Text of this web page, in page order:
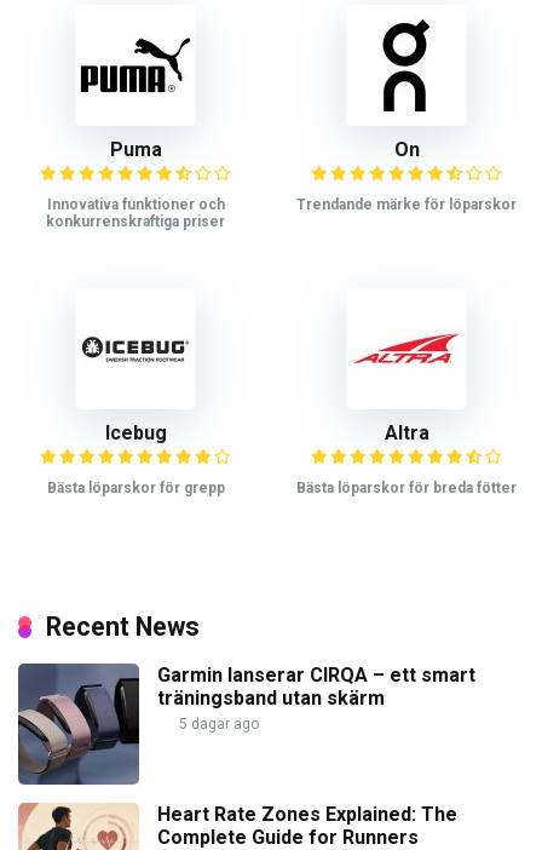
Puma
Innovativa funktioner och
konkurrenskraftiga priser
On
Trendande märke för löparskor
Icebug
Bästa löparskor för grepp
Altra
Bästa löparskor för breda fötter
Recent News
Garmin lanserar CIRQA – ett smart
träningsband utan skärm
5 dagar ago
Heart Rate Zones Explained: The
Complete Guide for Runners